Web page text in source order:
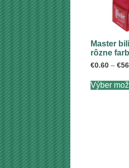
Master
rôzne
€0.60 – €
Výber